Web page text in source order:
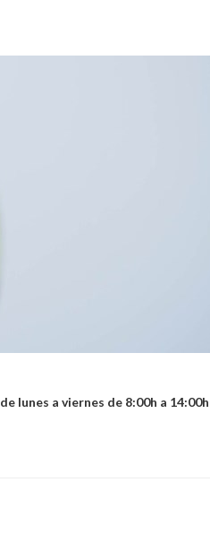
de lunes a viernes de 8:00h a 14:00h